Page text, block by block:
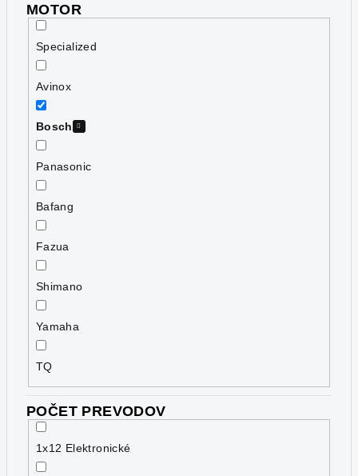
MOTOR
Specialized
Avinox
Bosch
Panasonic
Bafang
Fazua
Shimano
Yamaha
TQ
POČET PREVODOV
1x12 Elektronické